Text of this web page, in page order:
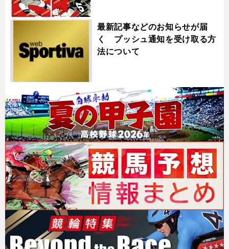
最新記事などのお知らせが届
く プッシュ通知を受け取る方
法について